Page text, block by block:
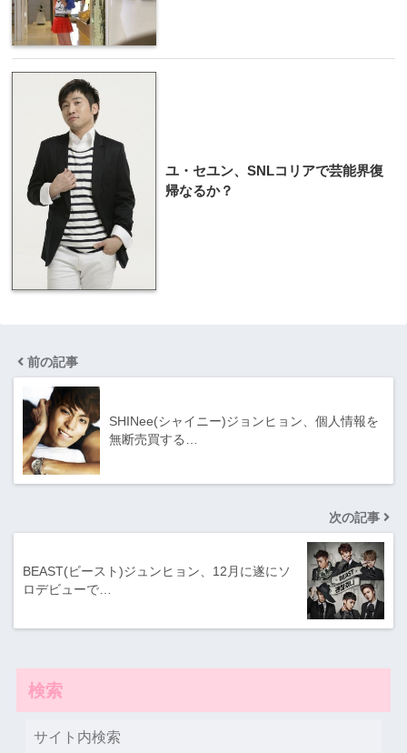
ユ・セユン、SNLコリアで芸能界復
帰なるか？
前の記事
SHINee(シャイニー)ジョンヒョン、個人情報を
無断売買する…
次の記事
BEAST(ビースト)ジュンヒョン、12月に遂にソ
ロデビューで…
検索